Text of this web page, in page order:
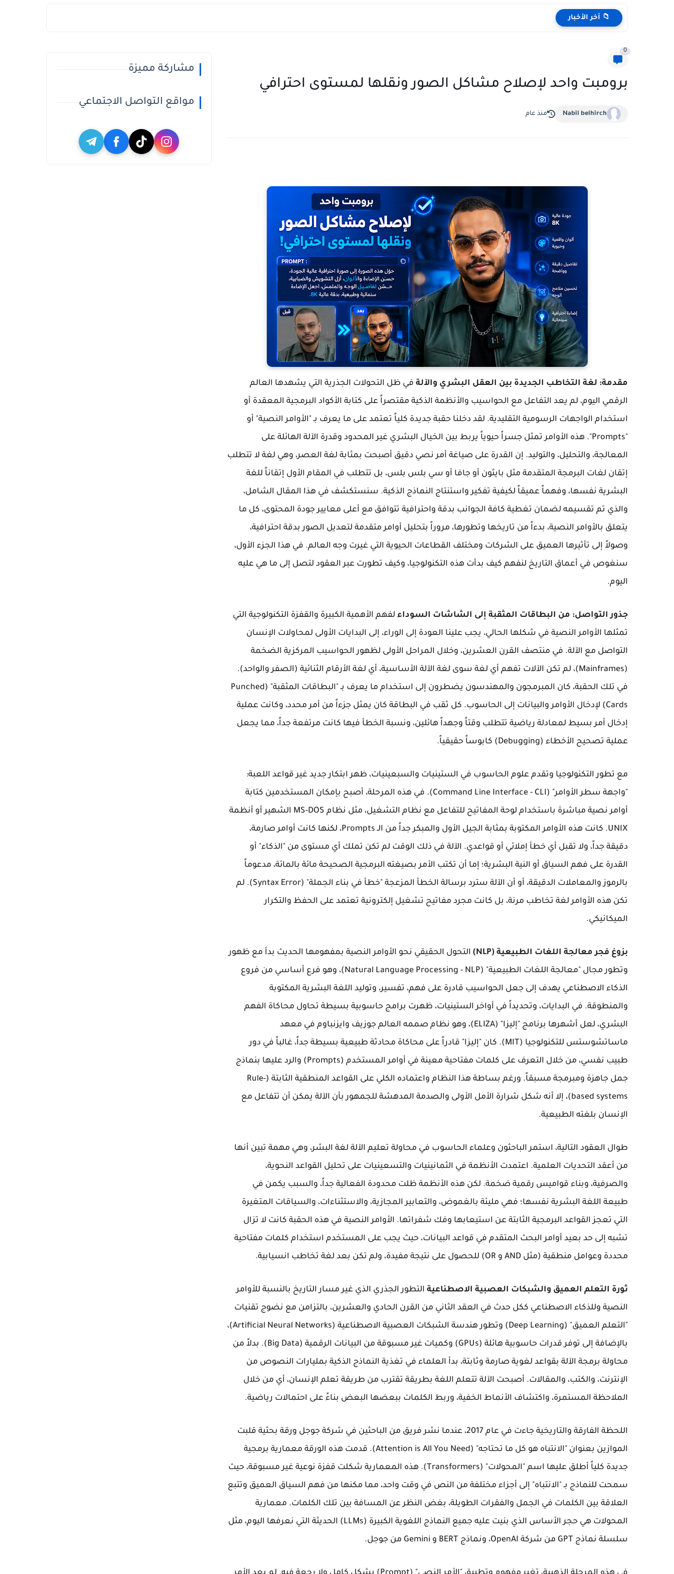
📁 آخر الأخبار
0
برومبت واحد لإصلاح مشاكل الصور ونقلها لمستوى احترافي
Nabil belhirch منذ عام
مقدمة: لغة التخاطب الجديدة بين العقل البشري والآلة في ظل التحولات الجذرية التي يشهدها العالم
الرقمي اليوم، لم يعد التفاعل مع الحواسيب والأنظمة الذكية مقتصراً على كتابة الأكواد البرمجية المعقدة أو
استخدام الواجهات الرسومية التقليدية. لقد دخلنا حقبة جديدة كلياً تعتمد على ما يعرف بـ "الأوامر النصية" أو
"Prompts". هذه الأوامر تمثل جسراً حيوياً يربط بين الخيال البشري غير المحدود وقدرة الآلة الهائلة على
المعالجة، والتحليل، والتوليد. إن القدرة على صياغة أمر نصي دقيق أصبحت بمثابة لغة العصر، وهي لغة لا تتطلب
إتقان لغات البرمجة المتقدمة مثل بايثون أو جافا أو سي بلس بلس، بل تتطلب في المقام الأول إتقاناً للغة
البشرية نفسها، وفهماً عميقاً لكيفية تفكير واستنتاج النماذج الذكية. سنستكشف في هذا المقال الشامل،
والذي تم تقسيمه لضمان تغطية كافة الجوانب بدقة واحترافية تتوافق مع أعلى معايير جودة المحتوى، كل ما
يتعلق بالأوامر النصية، بدءاً من تاريخها وتطورها، مروراً بتحليل أوامر متقدمة لتعديل الصور بدقة احترافية،
وصولاً إلى تأثيرها العميق على الشركات ومختلف القطاعات الحيوية التي غيرت وجه العالم. في هذا الجزء الأول،
سنغوص في أعماق التاريخ لنفهم كيف بدأت هذه التكنولوجيا، وكيف تطورت عبر العقود لتصل إلى ما هي عليه
اليوم.
جذور التواصل: من البطاقات المثقبة إلى الشاشات السوداء لفهم الأهمية الكبيرة والقفزة التكنولوجية التي
تمثلها الأوامر النصية في شكلها الحالي، يجب علينا العودة إلى الوراء، إلى البدايات الأولى لمحاولات الإنسان
التواصل مع الآلة. في منتصف القرن العشرين، وخلال المراحل الأولى لظهور الحواسيب المركزية الضخمة
(Mainframes)، لم تكن الآلات تفهم أي لغة سوى لغة الآلة الأساسية، أي لغة الأرقام الثنائية (الصفر والواحد).
في تلك الحقبة، كان المبرمجون والمهندسون يضطرون إلى استخدام ما يعرف بـ "البطاقات المثقبة" (Punched
Cards) لإدخال الأوامر والبيانات إلى الحاسوب. كل ثقب في البطاقة كان يمثل جزءاً من أمر محدد، وكانت عملية
إدخال أمر بسيط لمعادلة رياضية تتطلب وقتاً وجهداً هائلين، ونسبة الخطأ فيها كانت مرتفعة جداً، مما يجعل
عملية تصحيح الأخطاء (Debugging) كابوساً حقيقياً.
مع تطور التكنولوجيا وتقدم علوم الحاسوب في الستينيات والسبعينيات، ظهر ابتكار جديد غير قواعد اللعبة:
"واجهة سطر الأوامر" (Command Line Interface - CLI). في هذه المرحلة، أصبح بإمكان المستخدمين كتابة
أوامر نصية مباشرة باستخدام لوحة المفاتيح للتفاعل مع نظام التشغيل، مثل نظام MS-DOS الشهير أو أنظمة
UNIX. كانت هذه الأوامر المكتوبة بمثابة الجيل الأول والمبكر جداً من الـ Prompts، لكنها كانت أوامر صارمة،
دقيقة جداً، ولا تقبل أي خطأ إملائي أو قواعدي. الآلة في ذلك الوقت لم تكن تملك أي مستوى من "الذكاء" أو
القدرة على فهم السياق أو النية البشرية؛ إما أن تكتب الأمر بصيغته البرمجية الصحيحة مائة بالمائة، مدعوماً
بالرموز والمعاملات الدقيقة، أو أن الآلة سترد برسالة الخطأ المزعجة "خطأ في بناء الجملة" (Syntax Error). لم
تكن هذه الأوامر لغة تخاطب مرنة، بل كانت مجرد مفاتيح تشغيل إلكترونية تعتمد على الحفظ والتكرار
الميكانيكي.
بزوغ فجر معالجة اللغات الطبيعية (NLP)
التحول الحقيقي نحو الأوامر النصية بمفهومها الحديث بدأ مع ظهور
وتطور مجال "معالجة اللغات الطبيعية" (Natural Language Processing - NLP)، وهو فرع أساسي من فروع
الذكاء الاصطناعي يهدف إلى جعل الحواسيب قادرة على فهم، تفسير، وتوليد اللغة البشرية المكتوبة
والمنطوقة. في البدايات، وتحديداً في أواخر الستينيات، ظهرت برامج حاسوبية بسيطة تحاول محاكاة الفهم
البشري، لعل أشهرها برنامج "إليزا" (ELIZA)، وهو نظام صممه العالم جوزيف وايزنباوم في معهد
ماساتشوستس للتكنولوجيا (MIT). كان "إليزا" قادراً على محاكاة محادثة طبيعية بسيطة جداً، غالباً في دور
طبيب نفسي، من خلال التعرف على كلمات مفتاحية معينة في أوامر المستخدم (Prompts) والرد عليها بنماذج
جمل جاهزة ومبرمجة مسبقاً. ورغم بساطة هذا النظام واعتماده الكلي على القواعد المنطقية الثابتة (Rule-
based systems)، إلا أنه شكل شرارة الأمل الأولى والصدمة المدهشة للجمهور بأن الآلة يمكن أن تتفاعل مع
الإنسان بلغته الطبيعية.
طوال العقود التالية، استمر الباحثون وعلماء الحاسوب في محاولة تعليم الآلة لغة البشر، وهي مهمة تبين أنها
من أعقد التحديات العلمية. اعتمدت الأنظمة في الثمانينيات والتسعينيات على تحليل القواعد النحوية،
والصرفية، وبناء قواميس رقمية ضخمة. لكن هذه الأنظمة ظلت محدودة الفعالية جداً، والسبب يكمن في
طبيعة اللغة البشرية نفسها؛ فهي مليئة بالغموض، والتعابير المجازية، والاستثناءات، والسياقات المتغيرة
التي تعجز القواعد البرمجية الثابتة عن استيعابها وفك شفراتها. الأوامر النصية في هذه الحقبة كانت لا تزال
تشبه إلى حد بعيد أوامر البحث المتقدم في قواعد البيانات، حيث يجب على المستخدم استخدام كلمات مفتاحية
محددة وعوامل منطقية (مثل AND و OR) للحصول على نتيجة مفيدة، ولم تكن بعد لغة تخاطب انسيابية.
ثورة التعلم العميق والشبكات العصبية الاصطناعية التطور الجذري الذي غير مسار التاريخ بالنسبة للأوامر
النصية وللذكاء الاصطناعي ككل حدث في العقد الثاني من القرن الحادي والعشرين، بالتزامن مع نضوج تقنيات
"التعلم العميق" (Deep Learning) وتطور هندسة الشبكات العصبية الاصطناعية (Artificial Neural Networks)،
بالإضافة إلى توفر قدرات حاسوبية هائلة (GPUs) وكميات غير مسبوقة من البيانات الرقمية (Big Data). بدلاً من
محاولة برمجة الآلة بقواعد لغوية صارمة وثابتة، بدأ العلماء في تغذية النماذج الذكية بمليارات النصوص من
الإنترنت، والكتب، والمقالات. أصبحت الآلة تتعلم اللغة بطريقة تقترب من طريقة تعلم الإنسان، أي من خلال
الملاحظة المستمرة، واكتشاف الأنماط الخفية، وربط الكلمات ببعضها البعض بناءً على احتمالات رياضية.
اللحظة الفارقة والتاريخية جاءت في عام 2017، عندما نشر فريق من الباحثين في شركة جوجل ورقة بحثية قلبت
الموازين بعنوان "الانتباه هو كل ما تحتاجه" (Attention is All You Need). قدمت هذه الورقة معمارية برمجية
جديدة كلياً أطلق عليها اسم "المحولات" (Transformers). هذه المعمارية شكلت قفزة نوعية غير مسبوقة، حيث
سمحت للنماذج بـ "الانتباه" إلى أجزاء مختلفة من النص في وقت واحد، مما مكنها من فهم السياق العميق وتتبع
العلاقة بين الكلمات في الجمل والفقرات الطويلة، بغض النظر عن المسافة بين تلك الكلمات. معمارية
المحولات هي حجر الأساس الذي بنيت عليه جميع النماذج اللغوية الكبيرة (LLMs) الحديثة التي نعرفها اليوم، مثل
سلسلة نماذج GPT من شركة OpenAI، ونماذج BERT و Gemini من جوجل.
مشاركة مميزة
مواقع التواصل الاجتماعي